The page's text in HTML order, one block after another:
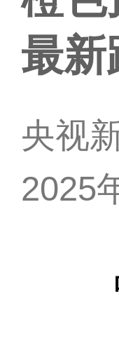
最新
央视
2025
中